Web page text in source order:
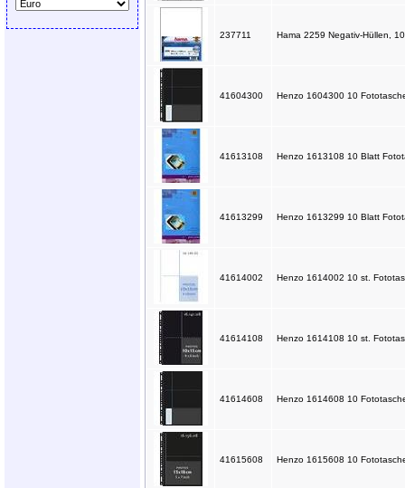
237711 Hama 2259 Negativ-Hüllen,
41604300 Henzo 1604300 10
41613108 Henzo 1613108 10 Blatt
41613299 Henzo 1613299 10 Blatt
41614002 Henzo 1614002 10 st.
41614108 Henzo 1614108 10 st.
41614608 Henzo 1614608 10
41615608 Henzo 1615608 10